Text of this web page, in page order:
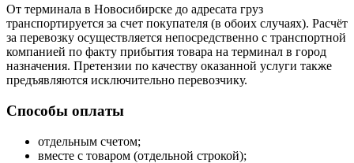
От терминала в Новосибирске до адресата груз
транспортируется за счет покупателя (в обоих случаях). Расчёт
за перевозку осуществляется непосредственно с транспортной
компанией по факту прибытия товара на терминал в город
назначения. Претензии по качеству оказанной услуги также
предъявляются исключительно перевозчику.
Способы оплаты
отдельным счетом;
вместе с товаром (отдельной строкой);